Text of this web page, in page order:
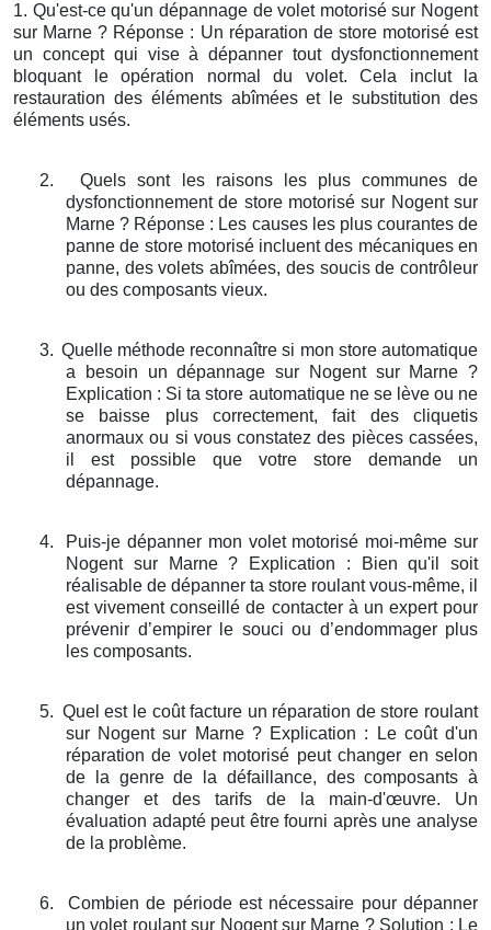
1. Qu'est-ce qu'un dépannage de volet motorisé sur Nogent
sur Marne ? Réponse : Un réparation de store motorisé est
un concept qui vise à dépanner tout dysfonctionnement
bloquant le opération normal du volet. Cela inclut la
restauration des éléments abîmées et le substitution des
éléments usés.
2.
Quels sont les raisons les plus communes de
dysfonctionnement de store motorisé sur Nogent sur
Marne ? Réponse : Les causes les plus courantes de
panne de store motorisé incluent des mécaniques en
panne, des volets abîmées, des soucis de contrôleur
ou des composants vieux.
3. Quelle méthode reconnaître si mon store automatique
a besoin un dépannage sur Nogent sur Marne ?
Explication : Si ta store automatique ne se lève ou ne
se baisse plus correctement, fait des cliquetis
anormaux ou si vous constatez des pièces cassées,
il est possible que votre store demande un
dépannage.
4.
Puis-je dépanner mon volet motorisé moi-même sur
Nogent sur Marne ? Explication : Bien qu'il soit
réalisable de dépanner ta store roulant vous-même, il
est vivement conseillé de contacter à un expert pour
prévenir d’empirer le souci ou d’endommager plus
les composants.
5. Quel est le coût facture un réparation de store roulant
sur Nogent sur Marne ? Explication : Le coût d'un
réparation de volet motorisé peut changer en selon
de la genre de la défaillance, des composants à
changer et des tarifs de la main-d'œuvre. Un
évaluation adapté peut être fourni après une analyse
de la problème.
6.
Combien de période est nécessaire pour dépanner
un volet roulant sur Nogent sur Marne ? Solution : Le